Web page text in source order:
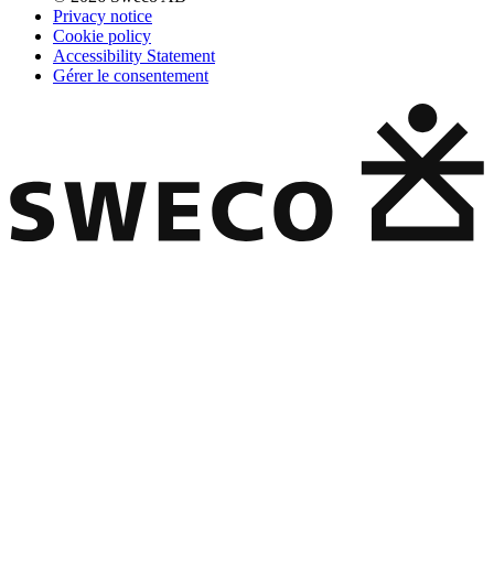
Privacy notice
Cookie policy
Accessibility Statement
Gérer le consentement